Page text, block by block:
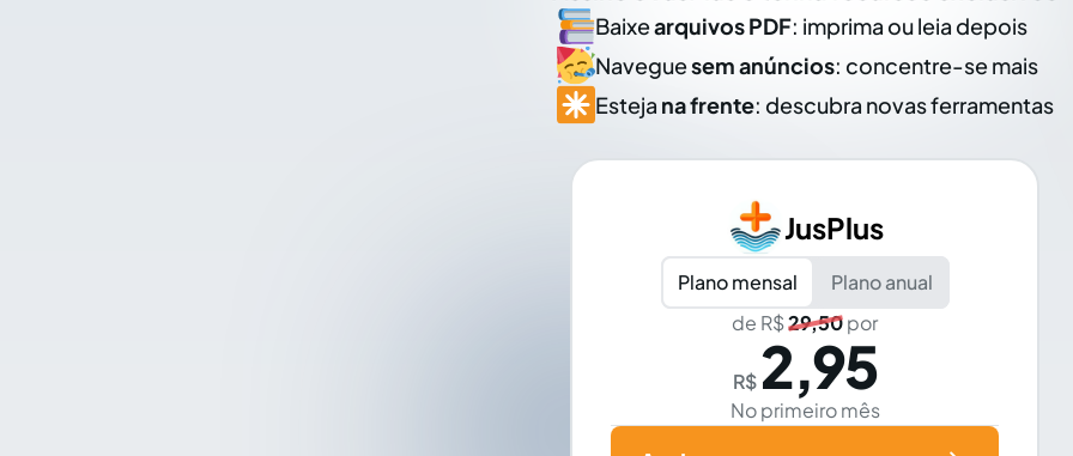
Baixearquivos PDF: imprima ou leia depois
Naveguesem anúncios: concentre-se mais
Esteja na frente: descubra novas ferramentas
JusPlus
Plano mensal
Plano anual
de R$29,50por
R$ 2,95
No primeiro mês